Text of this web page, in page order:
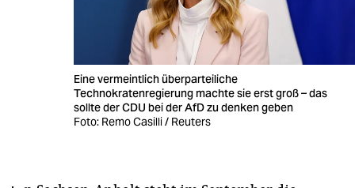
fragen & hilfe
unterstützen
Eine vermeintlich überparteiliche
Technokratenregierung machte sie erst groß – das
sollte der CDU bei der AfD zu denken geben
Foto: Remo Casilli / Reuters